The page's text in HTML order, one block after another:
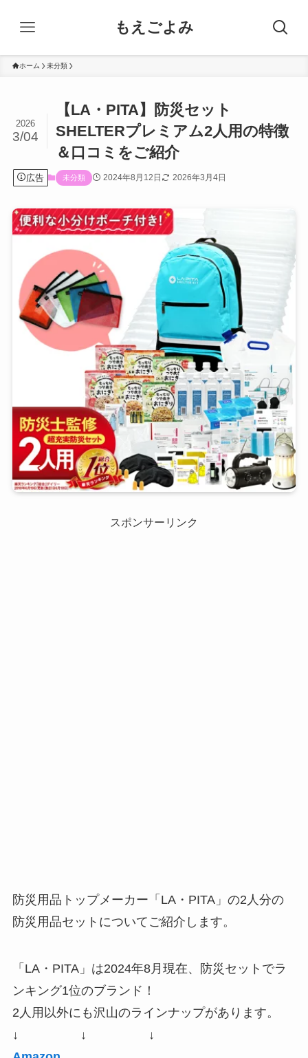
もえごよみ
ホーム 未分類
【LA・PITA】防災セット
SHELTERプレミアム2人用の特徴
＆口コミをご紹介
2026
3/04
広告 未分類 2024年8月12日 2026年3月4日
スポンサーリンク
防災用品トップメーカー「LA・PITA」の2人分の
防災用品セットについてご紹介します。
「LA・PITA」は2024年8月現在、防災セットでラ
ンキング1位のブランド！
2人用以外にも沢山のラインナップがあります。
↓ ↓ ↓